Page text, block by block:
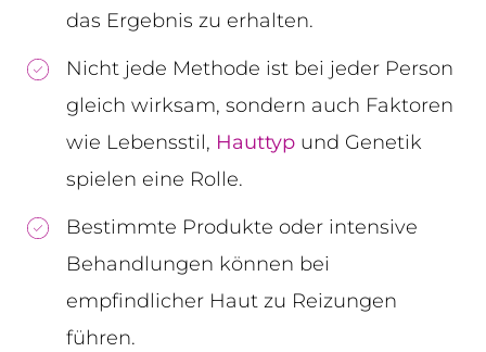
das Ergebnis zu erhalten.
Nicht jede Methode ist bei jeder Person
gleich wirksam, sondern auch Faktoren
wie Lebensstil, Hauttyp und Genetik
spielen eine Rolle.
Bestimmte Produkte oder intensive
Behandlungen können bei
empfindlicher Haut zu Reizungen
führen.